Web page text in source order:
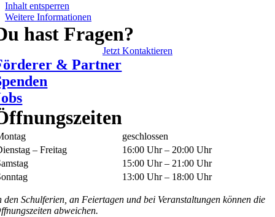
Inhalt entsperren
Weitere Informationen
hast Fragen?
Jetzt Kontaktieren
& Partner
geschlossen
– Freitag
16:00 Uhr – 20:00 Uhr
15:00 Uhr – 21:00 Uhr
13:00 Uhr – 18:00 Uhr
den Schulferien, an Feiertagen und bei Veranstaltungen können die
abweichen.